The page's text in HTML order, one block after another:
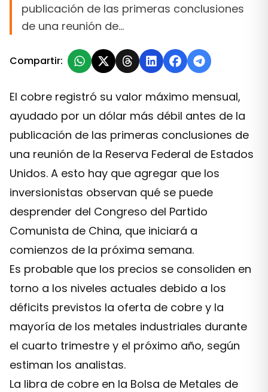
publicación de las primeras conclusiones
de una reunión de…
Compartir:
El cobre registró su valor máximo mensual,
ayudado por un dólar más débil antes de la
publicación de las primeras conclusiones de
una reunión de la Reserva Federal de Estados
Unidos. A esto hay que agregar que los
inversionistas observan qué se puede
desprender del Congreso del Partido
Comunista de China, que iniciará a
comienzos de la próxima semana.
Es probable que los precios se consoliden en
torno a los niveles actuales debido a los
déficits previstos la oferta de cobre y la
mayoría de los metales industriales durante
el cuarto trimestre y el próximo año, según
estiman los analistas.
La libra de cobre en la Bolsa de Metales de